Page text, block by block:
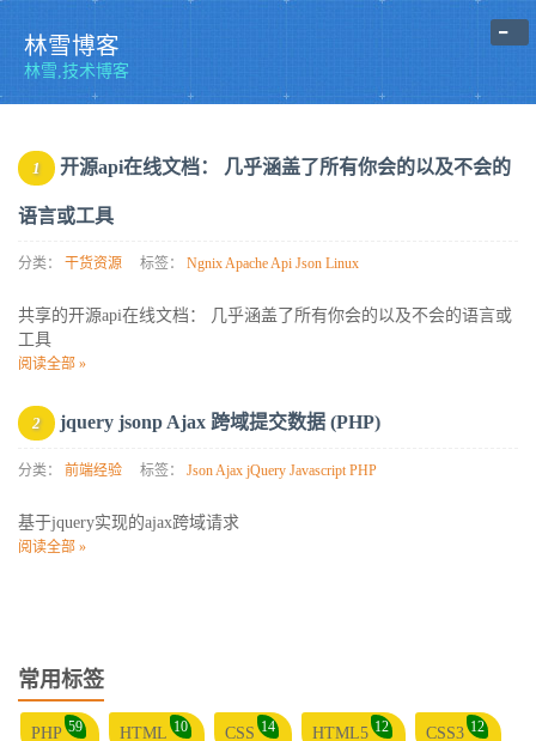
林雪博客
林雪,技术博客
-
1 开源api在线文档： 几乎涵盖了所有你会的以及不会的
语言或工具
分类： 干货资源 标签： NgnixApacheApi Json Linux
共享的开源api在线文档： 几乎涵盖了所有你会的以及不会的语言或
工具
阅读全部 »
2 jquery jsonp Ajax 跨域提交数据 (PHP)
分类： 前端经验 标签： JsonAjax jQuery Javascript PHP
基于jquery实现的ajax跨域请求
阅读全部 »
常用标签
PHP 59 HTML 10 CSS 14 HTML5 12 CSS3 12